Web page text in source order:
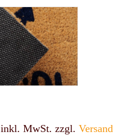
inkl. MwSt. zzgl. Versand